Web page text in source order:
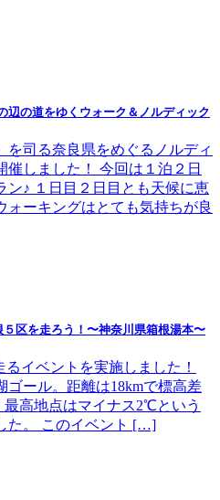
辺の道をゆくウォーク＆ノルディック
を司る奈良県をめぐるノルディ
催しました！ 今回は１泊２日
ン♪ １日目２日目とも天候に恵
ォーキングはとても気持ちが良
区を走ろう！〜神奈川県箱根湯本〜
イベントを実施しました！
ール。距離は18kmで標高差
最高地点はマイナス2℃という
た。 このイベント […]